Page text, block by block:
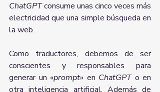
ChatGPT consume unas cinco veces más
electricidad que una simple búsqueda en
la web.
Como traductores, debemos de ser
conscientes y responsables para
generar un «prompt» en ChatGPT o en
otra inteligencia artificial. Además de